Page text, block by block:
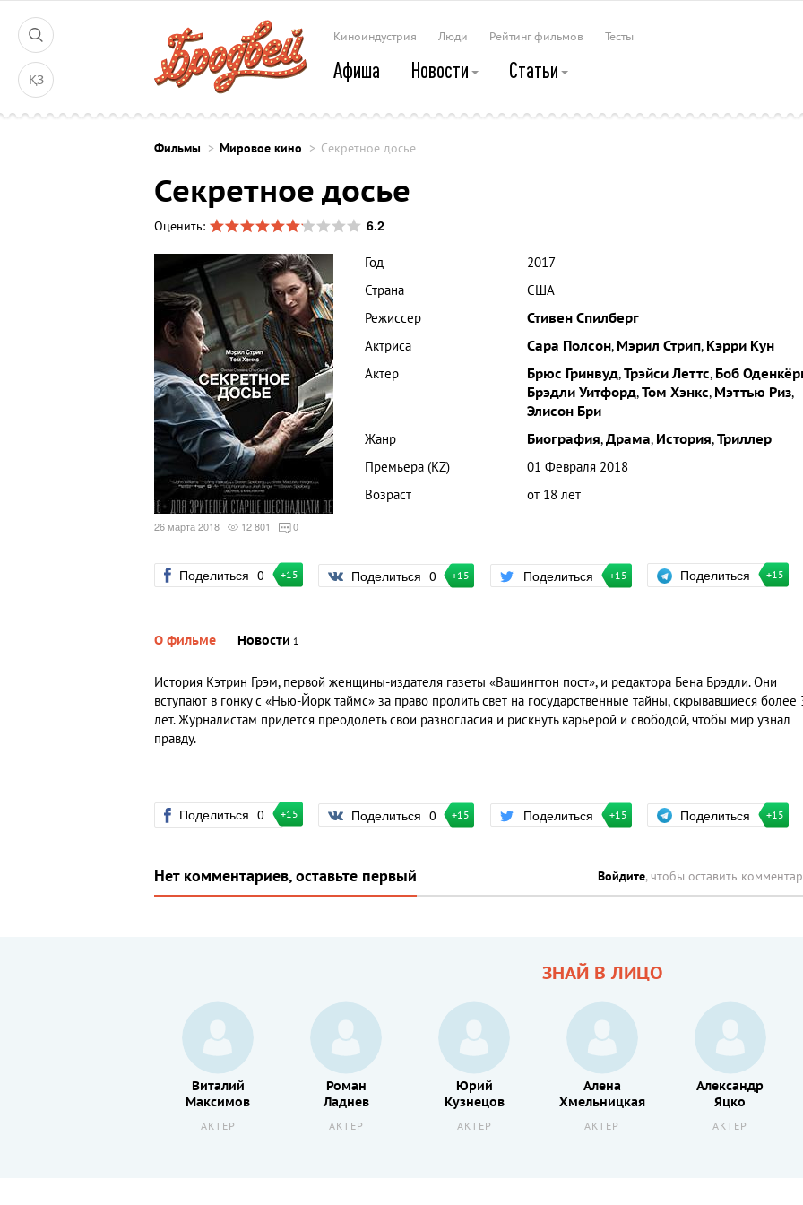
ҚЗ
Киноиндустрия Люди Рейтинг фильмов Тесты
Афиша Новости Статьи
Фильмы Мировое кино Секретное досье
Секретное досье
Оценить: 6.2
26 марта 2018 12 801 0
Год
2017
Страна
США
Режиссер
Стивен Спилберг
Актриса
Сара Полсон, Мэрил Стрип, Кэрри Кун
Актер
Брюс Гринвуд,Трэйси Леттс, Боб
Брэдли Уитфорд,Том Хэнкс, Мэттью Риз,
Элисон Бри
Жанр
Биография,Драма, История,Триллер
Премьера (KZ)
01 Февраля 2018
Возраст
от 18 лет
Поделиться 0 +15 Поделиться 0 +15 Поделиться +15 Поделиться +15
О фильме Новости 1
История Кэтрин Грэм, первой женщины-издателя газеты «Вашингтон пост», и редактора Бена Брэдли. Они
вступают в гонку с «Нью-Йорк таймс» за право пролить свет на государственные тайны, скрывавшиеся более
лет. Журналистам придется преодолеть свои разногласия и рискнуть карьерой и свободой, чтобы мир узнал
правду.
Поделиться 0 +15 Поделиться 0 +15 Поделиться +15 Поделиться +15
Нет комментариев, оставьте первый Войдите, чтобы оставить
ЗНАЙ В ЛИЦО
Виталий
Максимов
АКТЕР
Роман
Ладнев
АКТЕР
Юрий
Кузнецов
АКТЕР
Алена
Хмельницкая
АКТЕР
Александр
Яцко
АКТЕР